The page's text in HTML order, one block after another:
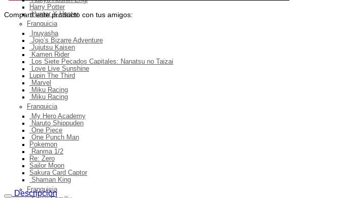
Harry Potter
Hunter X Hunter
Franquicia
Inuyasha
Jojo’s Bizarre Adventure
Jujutsu Kaisen
Kamen Rider
Los Siete Pecados Capitales: Nanatsu no Taizai
Love Live Sunshine
Lupin The Third
Marvel
Miku Racing
Miku Racing
Franquicia
My Hero Academy
Naruto Shippuden
One Piece
One Punch Man
Pokemon
Ranma 1/2
Re: Zero
Sailor Moon
Sakura Card Captor
Shaman King
Franquicia
Compartí este producto con tus amigos:
Descripción